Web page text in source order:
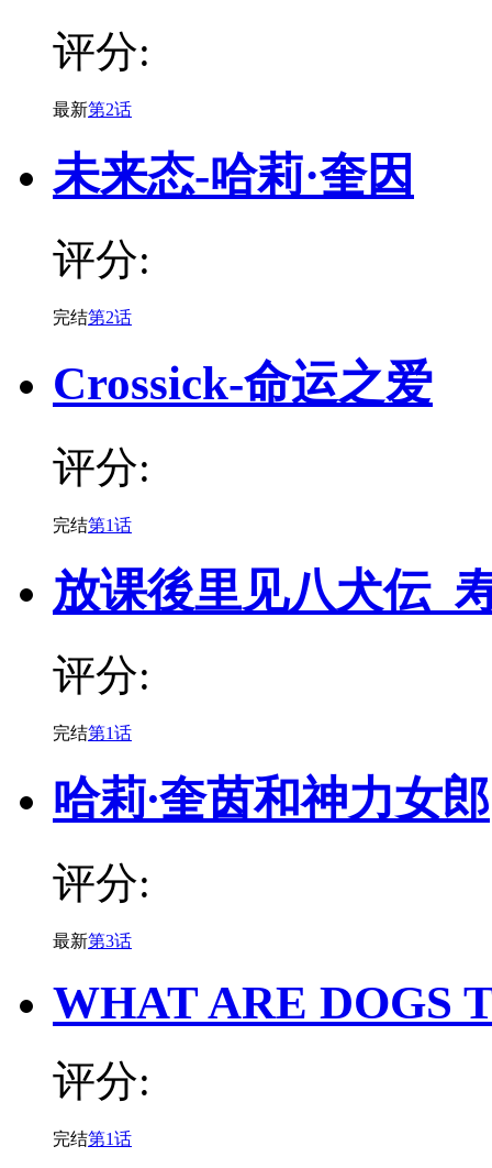
评分:
最新第2话
未来态-哈莉·奎因
评分:
完结第2话
Crossick-命运之爱
评分:
完结第1话
放课後里见八犬伝_
评分:
完结第1话
哈莉∙奎茵和神力女郎
评分:
最新第3话
WHAT ARE
评分:
完结第1话